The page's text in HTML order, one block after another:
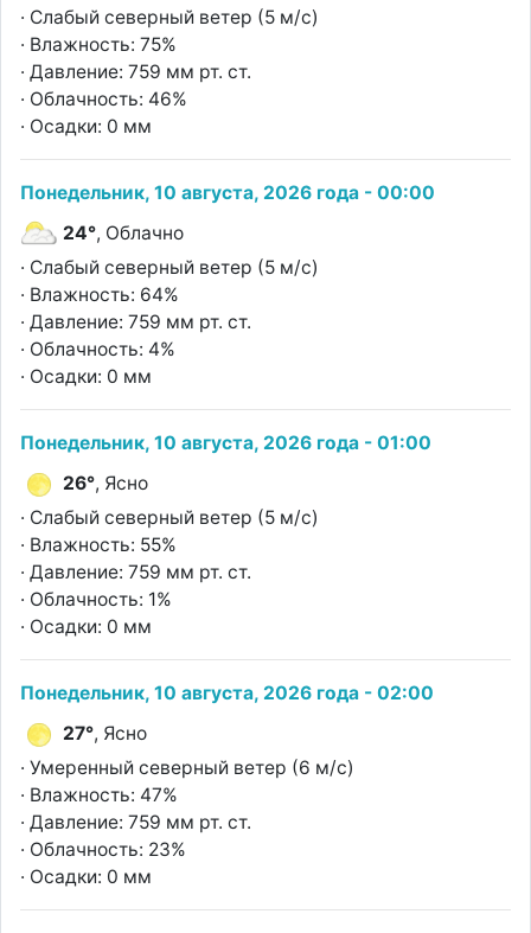
· Слабый северный ветер (5 м/с)
· Влажность: 75%
· Давление: 759 мм рт. ст.
· Облачность: 46%
· Осадки: 0 мм
Понедельник, 10 августа, 2026 года - 00:00
24°, Облачно
· Слабый северный ветер (5 м/с)
· Влажность: 64%
· Давление: 759 мм рт. ст.
· Облачность: 4%
· Осадки: 0 мм
Понедельник, 10 августа, 2026 года - 01:00
26°, Ясно
· Слабый северный ветер (5 м/с)
· Влажность: 55%
· Давление: 759 мм рт. ст.
· Облачность: 1%
· Осадки: 0 мм
Понедельник, 10 августа, 2026 года - 02:00
27°, Ясно
· Умеренный северный ветер (6 м/с)
· Влажность: 47%
· Давление: 759 мм рт. ст.
· Облачность: 23%
· Осадки: 0 мм